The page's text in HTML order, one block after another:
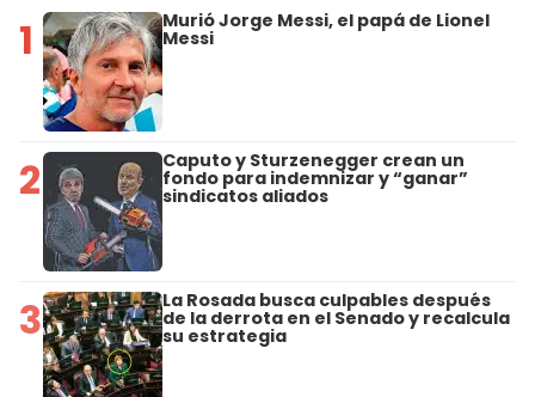
1 Murió Jorge Messi, el papá de Lionel
Messi
2 Caputo y Sturzenegger crean un
fondo para indemnizar y “ganar”
sindicatos aliados
3 La Rosada busca culpables después
de la derrota en el Senado y recalcula
su estrategia